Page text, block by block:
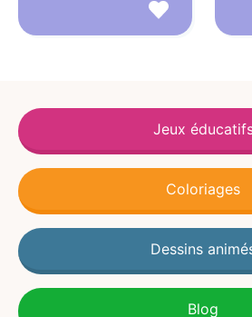
Jeux
Coloriages
Dessins
Blog